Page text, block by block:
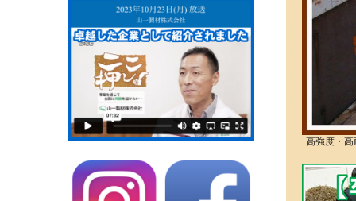
高強度・